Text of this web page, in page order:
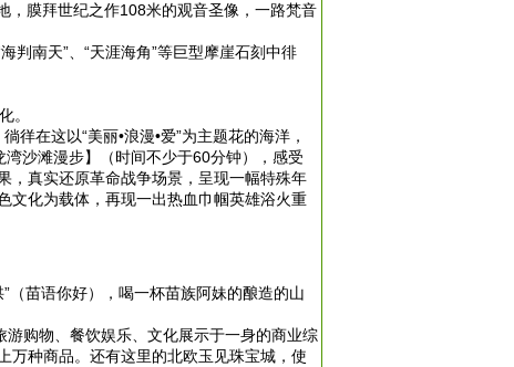
，膜拜世纪之作108米的观音圣像，一路梵音
判南天”、“天涯海角”等巨型摩崖石刻中徘
。
在这以“美丽•浪漫•爱”为主题花的海洋，
沙滩漫步】（时间不少于60分钟），感受
，真实还原革命战争场景，呈现一幅特殊年
文化为载体，再现一出热血巾帼英雄浴火重
（苗语你好），喝一杯苗族阿妹的酿造的山
购物、餐饮娱乐、文化展示于一身的商业综
万种商品。还有这里的北欧玉见珠宝城，使